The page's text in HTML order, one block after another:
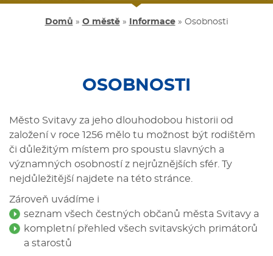
Domů » O městě » Informace » Osobnosti
OSOBNOSTI
Město Svitavy za jeho dlouhodobou historii od
založení v roce 1256 mělo tu možnost být rodištěm
či důležitým místem pro spoustu slavných a
významných osobností z nejrůznějších sfér. Ty
nejdůležitější najdete na této stránce.
Zároveň uvádíme i
seznam všech čestných občanů města Svitavy a
kompletní přehled všech svitavských primátorů
a starostů